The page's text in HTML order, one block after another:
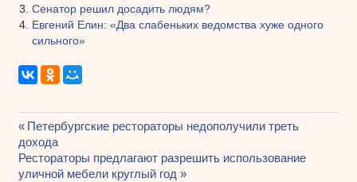
Сенатор решил досадить людям?
Евгений Елин: «Два слабеньких ведомства хуже одного
сильного»
Навигация
по
Предыдущая
запись:
Петербургские рестораторы недополучили треть
дохода
Следующая
запись:
Рестораторы предлагают разрешить использование
уличной мебели круглый год